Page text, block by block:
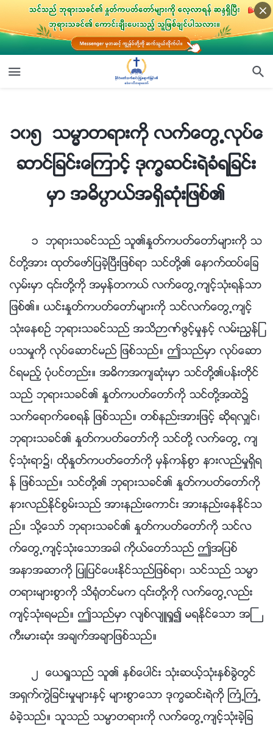
၁၀၅ သမၼာတရားကို လက္ေတြ႕လုပ္ေ
ဆာင္ျခင္းေၾကာင့္ ဒုကၡဆင္းရဲခံရျခင္း
မွာ အဓိပၸာယ္အရွိဆုံးျဖစ္၏
၁ ဘုရားသခင္သည္ သူ၏ႏႈတ္ကပတ္ေတာ္မ်ားကို သ
င္တို႔အား ထုတ္ေဖာ္ျပခဲ့ၿပီးျဖစ္ရာ သင္တို႔၏ ေနာက္ထပ္ေျခ
လွမ္းမွာ ၎တို႔ကို အမွန္တကယ္ လက္ေတြ႕က်င့္သုံးရန္သာ
ျဖစ္၏။ ယင္းႏႈတ္ကပတ္ေတာ္မ်ားကို သင္လက္ေတြ႕က်င့္
သုံးေနစဥ္ ဘုရားသခင္သည္ အသိဉာဏ္ဖြင့္မႈႏွင့္ လမ္းၫႊန္ျ
ပသမႈကို လုပ္ေဆာင္မည္ ျဖစ္သည္။ ဤသည္မွာ လုပ္ေဆာ
င္ရမည့္ ပုံပင္တည္း။ အဓိကအက်ဆုံးမွာ သင္တို႔၏ပန္းတိုင္
သည္ ဘုရားသခင္၏ ႏႈတ္ကပတ္ေတာ္ကို သင္တို႔အထဲ၌
သက္ေရာက္ေစရန္ ျဖစ္သည္။ တစ္နည္းအားျဖင့္ ဆိုရလွ်င္၊
ဘုရားသခင္၏ ႏႈတ္ကပတ္ေတာ္ကို သင္တို႔ လက္ေတြ႕ က်
င့္သုံးရာ၌၊ ထိုႏႈတ္ကပတ္ေတာ္ကို မွန္ကန္စြာ နားလည္မႈရွိရ
န္ ျဖစ္သည္။ သင္တို႔၏ ဘုရားသခင္၏ ႏႈတ္ကပတ္ေတာ္ကို
နားလည္ႏိုင္စြမ္းသည္ အားနည္းေကာင္း အားနည္းေနႏိုင္သ
ည္။ သို႔ေသာ္ ဘုရားသခင္၏ ႏႈတ္ကပတ္ေတာ္ကို သင္လ
က္ေတြ႕က်င့္သုံးေသာအခါ ကိုယ္ေတာ္သည္ ဤအျပစ္
အနာအဆာကို ျပဳျပင္ေပးႏိုင္သည္ျဖစ္ရာ၊ သင္သည္ သမၼာ
တရားမ်ားစြာကို သိ႐ုံတင္မက ၎တို႔ကို လက္ေတြ႕လည္း
က်င့္သုံးရမည္။ ဤသည္မွာ လ်စ္လ်ဴရႈ၍ မရႏိုင္ေသာ အႀ
ကီးမားဆုံး အခ်က္အခ်ာျဖစ္သည္။
၂ ေယရႈသည္ သူ၏ ႏွစ္ေပါင္း သုံးဆယ့္သုံးႏွစ္ခြဲတြင္
အရွက္ကြဲျခင္းမႈမ်ားႏွင့္ မ်ားစြာေသာ ဒုကၡဆင္းရဲကို ႀကံ့ႀကံ့
ခံခဲ့သည္။ သူသည္ သမၼာတရားကို လက္ေတြ႕က်င့္သုံးခဲ့ျခ